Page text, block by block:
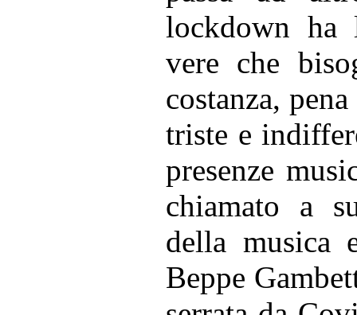
lockdown ha
vere che
costanza,
triste e
presenze
chiamato a
della musica
Beppe